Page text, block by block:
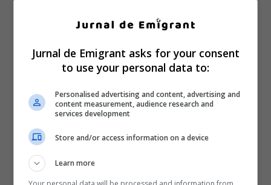
Jurnal de Emigrant asks for your consent
to use your personal data to:
Personalised advertising and content, advertising and
content measurement, audience research and
services development
Store and/or access information on a device
Learn more